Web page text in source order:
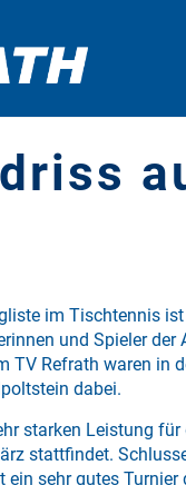
im Tischtennis
und Spieler der
TV Refrath waren in
dabei.
starken Leistung für
stattfindet.
sehr gutes Turnier